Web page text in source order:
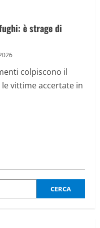
è strage di
colpiscono il
vittime accertate in
CERCA